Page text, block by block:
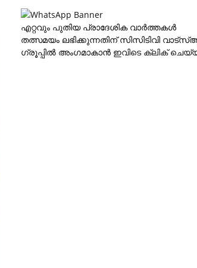
എറ്റവും പുതിയ പ്രാദേശിക വാര്‍ത്തകള്‍
തത്സമയം ലഭിക്കുന്നതിന് സിസിടിവി
ഗ്രൂപ്പില്‍ അംഗമാകാന്‍ ഇവിടെ ക്ലിക്